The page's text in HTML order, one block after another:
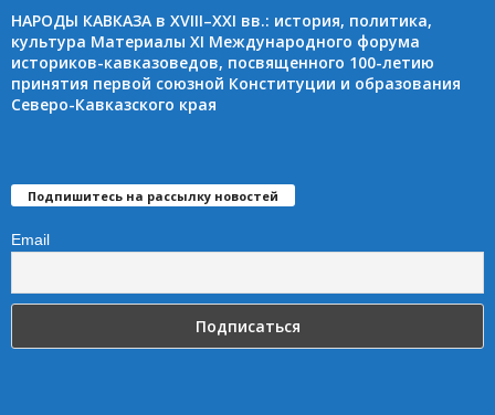
НАРОДЫ КАВКАЗА в XVIII–XXI вв.: история, политика,
культура Материалы XI Международного форума
историков-кавказоведов, посвященного 100-летию
принятия первой союзной Конституции и образования
Северо-Кавказского края
Подпишитесь на рассылку новостей
Email